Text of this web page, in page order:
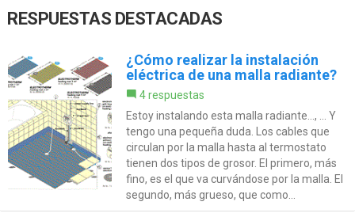
RESPUESTAS DESTACADAS
¿Cómo realizar la instalación
eléctrica de una malla radiante?
4 respuestas
Estoy instalando esta malla radiante..., ... Y
tengo una pequeña duda. Los cables que
circulan por la malla hasta al termostato
tienen dos tipos de grosor. El primero, más
fino, es el que va curvándose por la malla. El
segundo, más grueso, que como...